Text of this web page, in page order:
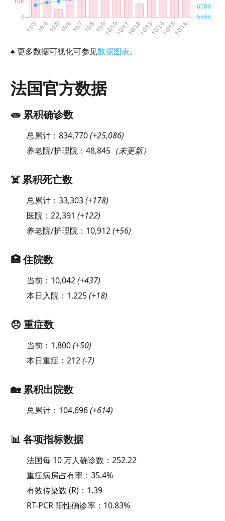
♠ 更多数据可视化可参见数据图表。
法国官方数据
🧫 累积确诊数
总累计： 834,770(+25,086)
养老院/护理院： 48,845（未更新）
☠️ 累积死亡数
总累计： 33,303(+178)
医院： 22,391 (+122)
养老院/护理院： 10,912(+56)
🏥 住院数
当前： 10,042(+437)
本日入院： 1,225(+18)
😞 重症数
当前： 1,800(+50)
本日重症： 212(-7)
🏡 累积出院数
总累计： 104,696(+614)
📊 各项指标数据
法国每 10 万人确诊数： 252.22
重症病房占有率： 35.4%
有效传染数 (R)： 1.39
RT-PCR 阳性确诊率： 10.83%